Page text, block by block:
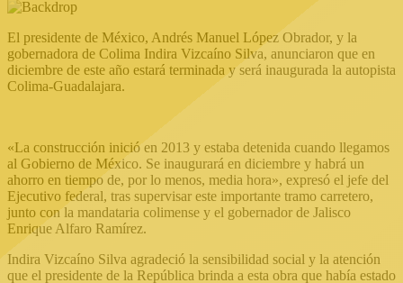
El presidente de México, Andrés Manuel López Obrador, y la
gobernadora de Colima Indira Vizcaíno Silva, anunciaron que en
diciembre de este año estará terminada y será inaugurada la autopista
Colima-Guadalajara.
«La construcción inició en 2013 y estaba detenida cuando llegamos
al Gobierno de México. Se inaugurará en diciembre y habrá un
ahorro en tiempo de, por lo menos, media hora», expresó el jefe del
Ejecutivo federal, tras supervisar este importante tramo carretero,
junto con la mandataria colimense y el gobernador de Jalisco
Enrique Alfaro Ramírez.
Indira Vizcaíno Silva agradeció la sensibilidad social y la atención
que el presidente de la República brinda a esta obra que había estado